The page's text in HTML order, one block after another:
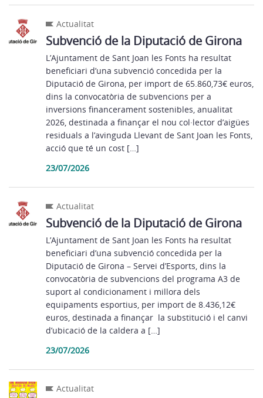
Actualitat
Subvenció de la Diputació de Girona
L’Ajuntament de Sant Joan les Fonts ha resultat
beneficiari d’una subvenció concedida per la
Diputació de Girona, per import de 65.860,73€ euros,
dins la convocatòria de subvencions per a
inversions financerament sostenibles, anualitat
2026, destinada a finançar el nou col·lector d’aigües
residuals a l’avinguda Llevant de Sant Joan les Fonts,
acció que té un cost […]
23/07/2026
Actualitat
Subvenció de la Diputació de Girona
L’Ajuntament de Sant Joan les Fonts ha resultat
beneficiari d’una subvenció concedida per la
Diputació de Girona – Servei d’Esports, dins la
convocatòria de subvencions del programa A3 de
suport al condicionament i millora dels
equipaments esportius, per import de 8.436,12€
euros, destinada a finançar la substitució i el canvi
d’ubicació de la caldera a […]
23/07/2026
Actualitat